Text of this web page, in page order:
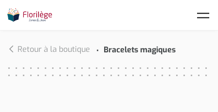
Retour à la boutique Bracelets magiques